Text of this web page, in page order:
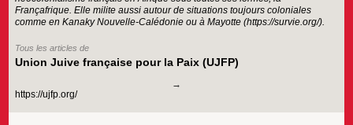
Françafrique. Elle milite aussi autour de situations toujours coloniales
comme en Kanaky Nouvelle-Calédonie ou à Mayotte (https://survie.org/).
Tous les articles de
Union Juive française pour la Paix (UJFP)
https://ujfp.org/